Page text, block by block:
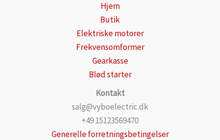
Hjem
Butik
Elektriske motorer
Frekvensomformer
Gearkasse
Blød starter
Kontakt
salg@vyboelectric.dk
+49 15123569470
Generelle forretningsbetingelser